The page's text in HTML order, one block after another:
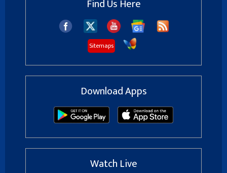
Find Us Here
Sitemaps
Download Apps
Watch Live